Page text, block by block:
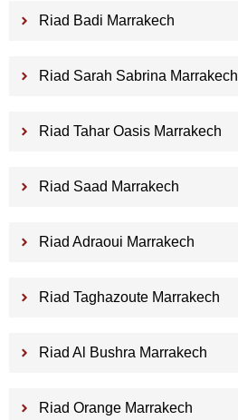
Riad Badi Marrakech
Riad Sarah Sabrina Marrakech
Riad Tahar Oasis Marrakech
Riad Saad Marrakech
Riad Adraoui Marrakech
Riad Taghazoute Marrakech
Riad Al Bushra Marrakech
Riad Orange Marrakech